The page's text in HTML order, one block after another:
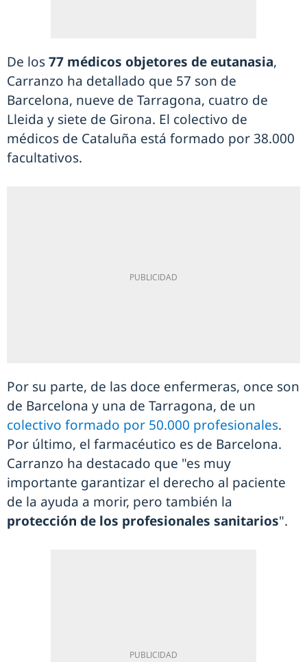
De los77 médicos objetores de eutanasia,
Carranzo ha detallado que 57 son de
Barcelona, nueve de Tarragona, cuatro de
Lleida y siete de Girona. El colectivo de
médicos de Cataluña está formado por 38.000
facultativos.
Por su parte, de las doce enfermeras, once son
de Barcelona y una de Tarragona, de un
colectivo formado por 50.000 profesionales.
Por último, el farmacéutico es de Barcelona.
Carranzo ha destacado que "es muy
importante garantizar el derecho al paciente
de la ayuda a morir, pero también la
protección de los profesionales sanitarios".